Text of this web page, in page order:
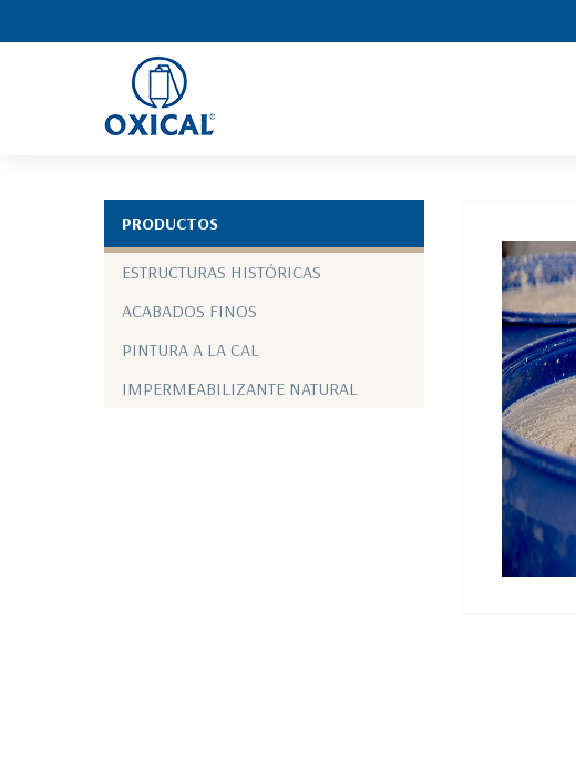
PRODUCTOS
ESTRUCTURAS HISTÓRICAS
ACABADOS FINOS
PINTURA A LA CAL
IMPERMEABILIZANTE NATURAL